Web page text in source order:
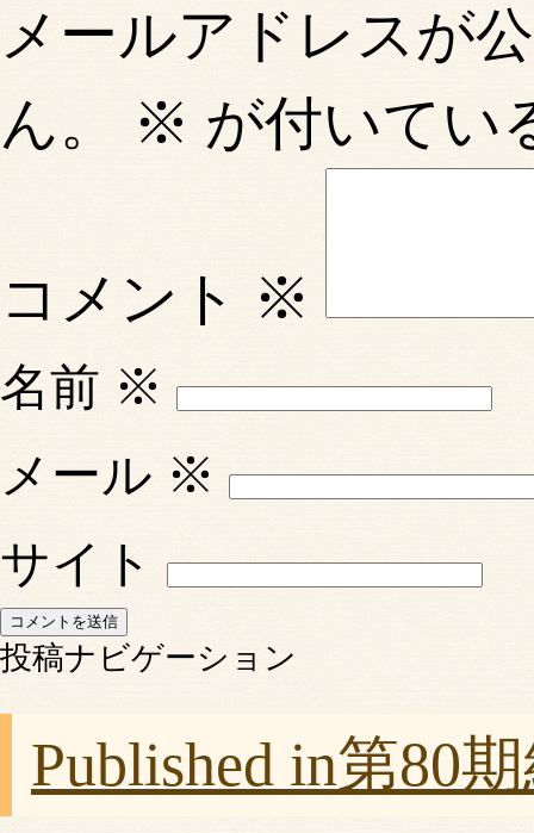
メールアドレスが
ん。
※ が付いてい
コメント ※
名前 ※
メール ※
サイト
投稿ナビゲーション
Published in第80